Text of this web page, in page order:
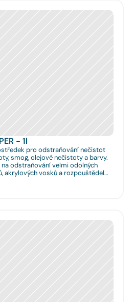
- 1l
pro odstraňování nečistot
smog, olejové nečistoty a barvy.
odstraňování velmi odolných
akrylových vosků a rozpouštědel